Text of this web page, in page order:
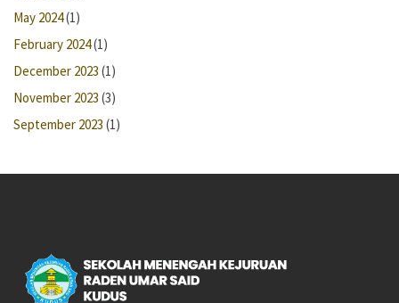
May 2024(1)
February 2024(1)
December 2023 (1)
November 2023 (3)
September 2023 (1)